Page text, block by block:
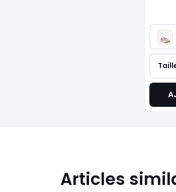
Articles